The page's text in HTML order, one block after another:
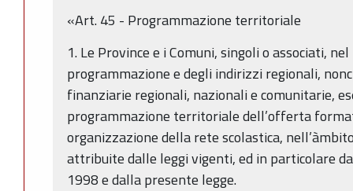
«Art. 45 - Programmazione territoriale
1. Le Province e i Comuni, singoli o associati,
programmazione e degli indirizzi regionali,
finanziarie regionali, nazionali e comunitarie,
programmazione territoriale dell’offerta
organizzazione della rete scolastica,
attribuite dalle leggi vigenti, ed in particolare
1998 e dalla presente legge.